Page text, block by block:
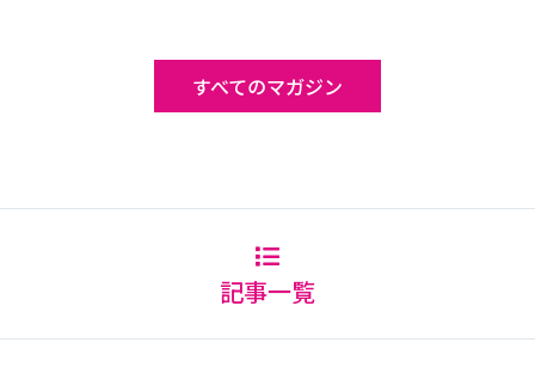
すべてのマガジン
記事一覧